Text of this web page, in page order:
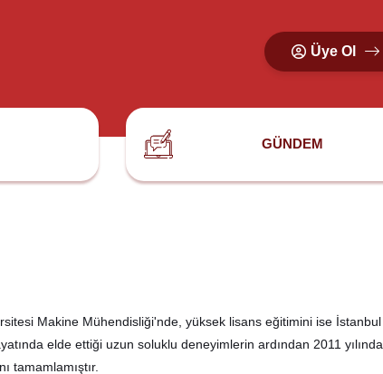
Üye Ol
GÜNDEM
Makine Mühendisliği'nde, yüksek lisans eğitimini ise İstanbul
elde ettiği uzun soluklu deneyimlerin ardından 2011 yılında
tamamlamıştır.